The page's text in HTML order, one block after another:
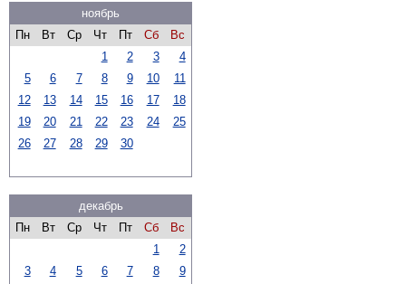
ноябрь
Пн
Вт Ср Чт Пт Сб
Вс
1
2 3
4
5
6 7 8 9 10
11
12
13 14 15 16 17
18
19
20 21 22 23 24
25
26
27 28 29 30
декабрь
Пн
Вт Ср Чт Пт Сб
Вс
1
2
3
4 5 6 7 8
9